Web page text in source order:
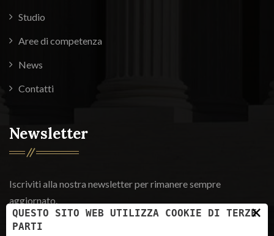
Studio
Aree di competenza
News
Contatti
Newsletter
Iscriviti alla nostra newsletter per rimanere sempre
aggiornato.
×
QUESTO SITO WEB UTILIZZA COOKIE DI TERZE
PARTI